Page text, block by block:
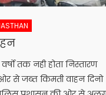
तक नही होता निस्तारण
से जब्त किमती वाहन दिनो